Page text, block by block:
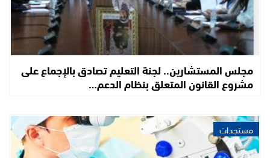
مجلس المستشارين.. لجنة التعليم تصادق بالإجماع على
مشروع القانون المتعلق بنظام الدعم…
مستجدات